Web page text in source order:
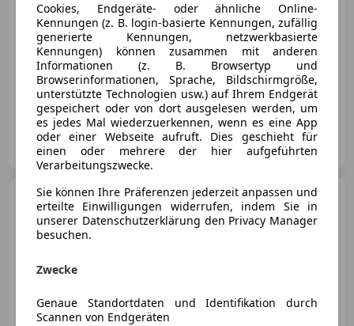
Neu 11/2020 125 000 km
Diesel
110 kW (150 PS)
KFZ Baumgartner GmbH
AT-4144 Oberkappel
Audi Q335 TFSI intense
Cookies, Endgeräte- oder ähnliche Online-
Kennungen (z. B. login-basierte Kennungen, zufällig
generierte Kennungen, netzwerkbasierte
Kennungen) können zusammen mit anderen
Informationen (z. B. Browsertyp und
Browserinformationen, Sprache, Bildschirmgröße,
unterstützte Technologien usw.) auf Ihrem Endgerät
gespeichert oder von dort ausgelesen werden, um
es jedes Mal wiederzuerkennen, wenn es eine App
oder einer Webseite aufruft. Dies geschieht für
einen oder mehrere der hier aufgeführten
Verarbeitungszwecke.
Sie können Ihre Präferenzen jederzeit anpassen und
erteilte Einwilligungen widerrufen, indem Sie in
unserer Datenschutzerklärung den Privacy Manager
besuchen.
Zwecke
Genaue Standortdaten und Identifikation durch
Scannen von Endgeräten